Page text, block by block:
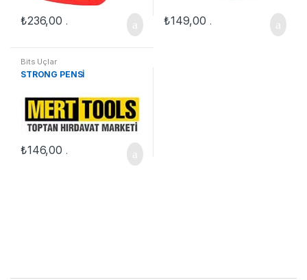
₺236,00 . ₺149,00 .
Bits Uçlar
STRONG PENSİ
₺146,00 .